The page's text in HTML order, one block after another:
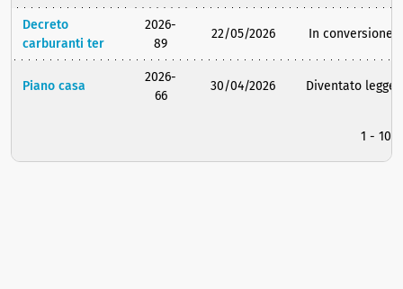
Decreto
carburanti ter
2026-
89
22/05/2026 In conversione
Piano casa
2026-
66
30/04/2026 Diventato legge
1 - 10